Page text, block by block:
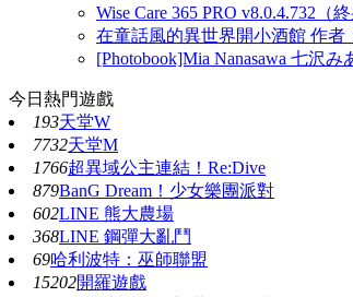
Wise Care 365 PRO v8.0.4.732（終
在童話風的異世界開小酒館 作者
[Photobook]Mia Nanasawa 七沢み
今日熱門遊戲
193天堂W
7732天堂M
1766超異域公主連結！Re:Dive
879BanG Dream！少女樂團派對
602LINE 熊大農場
368LINE 鋼彈大亂鬥
69哈利波特：巫師聯盟
15202開羅遊戲